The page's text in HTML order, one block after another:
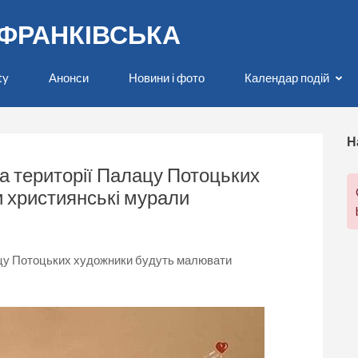
Анонси Новини і фото Календар подій
території Палацу Потоцьких
мурали
Потоцьких художники будуть малювати